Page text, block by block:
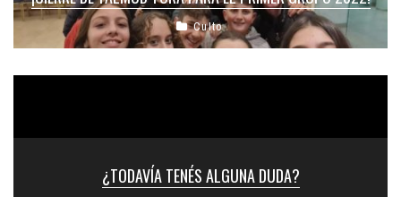
Culto
¿TODAVÍA TENÉS ALGUNA DUDA?